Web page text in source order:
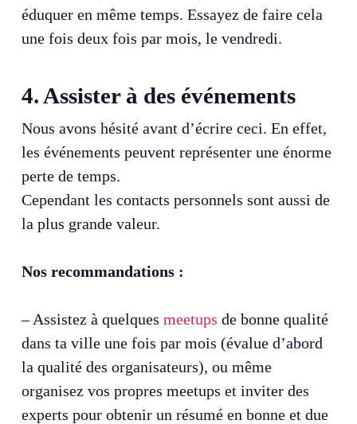
éduquer en même temps. Essayez de faire cela
une fois deux fois par mois, le vendredi.
4. Assister à des événements
Nous avons hésité avant d’écrire ceci. En effet,
les événements peuvent représenter une énorme
perte de temps.
Cependant les contacts personnels sont aussi de
la plus grande valeur.
Nos recommandations :
– Assistez à quelques meetups de bonne qualité
dans ta ville une fois par mois (évalue d’abord
la qualité des organisateurs), ou même
organisez vos propres meetups et inviter des
experts pour obtenir un résumé en bonne et due